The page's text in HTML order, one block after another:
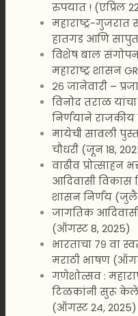
रुपयात ! (एप्रिल
महाराष्ट्र-गुजरात
हातगड आणि
विशेष बाल
महाराष्ट्र शासन
२६ जानेवारी –
विनोद तराळ
निर्णयाने
मायेची सावली
चौधरी (जून 18,
वाढीव प्रोत्साहन
आदिवासी विकास
शासन निर्णय (जुलै
जागतिक
(ऑगस्ट 8, 2025)
भारताचा ७९ वा
मराठी भाषण
गणेशोत्सव :
टिळकांनी सुरू
(ऑगस्ट 24, 2025)